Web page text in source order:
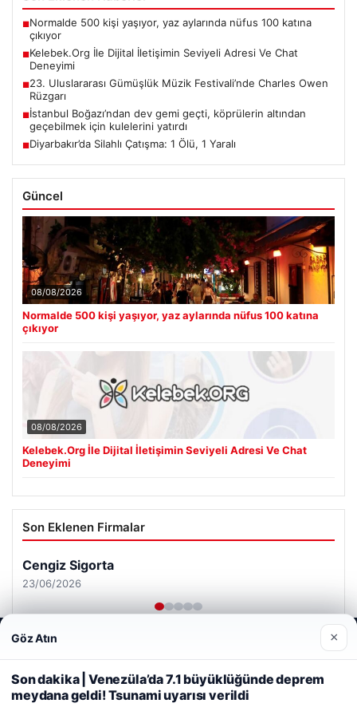
■Normalde 500 kişi yaşıyor, yaz aylarında nüfus 100 katına
çıkıyor
■Kelebek.Org İle Dijital İletişimin Seviyeli Adresi Ve Chat
Deneyimi
■23. Uluslararası Gümüşlük Müzik Festivali’nde Charles Owen
Rüzgarı
■İstanbul Boğazı’ndan dev gemi geçti, köprülerin altından
geçebilmek için kulelerini yatırdı
■Diyarbakır’da Silahlı Çatışma: 1 Ölü, 1 Yaralı
Güncel
08/08/2026
Normalde 500 kişi yaşıyor, yaz aylarında nüfus 100 katına
çıkıyor
08/08/2026
Kelebek.Org İle Dijital İletişimin Seviyeli Adresi Ve Chat
Deneyimi
Son Eklenen Firmalar
Cengiz Sigorta
23/06/2026
Web sitemizi nasıl kullandığınızı daha iyi anlayabilmek,
deneyiminizi kişiselleştirmek ve geliştirmek amacıyla çerezler
kullanıyoruz. Çerez Politikamız
Reddet Kabul Et
Göz Atın ×
Son dakika | Venezüla’da 7.1 büyüklüğünde deprem
meydana geldi! Tsunami uyarısı verildi